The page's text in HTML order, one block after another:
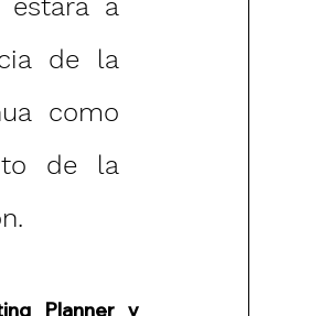
a
de la
como
de la
Planner y